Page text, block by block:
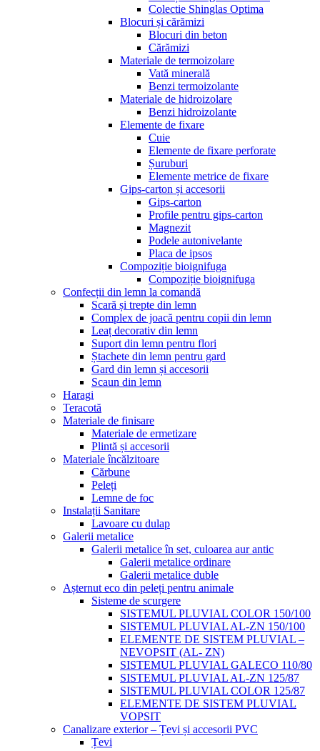
Colectie Shinglas Optima
Blocuri și cărămizi
Blocuri din beton
Cărămizi
Materiale de termoizolare
Vată minerală
Benzi termoizolante
Materiale de hidroizolare
Benzi hidroizolante
Elemente de fixare
Cuie
Elemente de fixare perforate
Șuruburi
Elemente metrice de fixare
Gips-carton și accesorii
Gips-carton
Profile pentru gips-carton
Magnezit
Podele autonivelante
Placa de ipsos
Compoziție bioignifuga
Compoziție bioignifuga
Confecții din lemn la comandă
Scară și trepte din lemn
Complex de joacă pentru copii din lemn
Leaț decorativ din lemn
Suport din lemn pentru flori
Ștachete din lemn pentru gard
Gard din lemn și accesorii
Scaun din lemn
Haragi
Teracotă
Materiale de finisare
Materiale de ermetizare
Plintă și accesorii
Materiale încălzitoare
Cărbune
Peleți
Lemne de foc
Instalații Sanitare
Lavoare cu dulap
Galerii metalice
Galerii metalice în set, culoarea aur antic
Galerii metalice ordinare
Galerii metalice duble
Așternut eco din peleți pentru animale
Sisteme de scurgere
SISTEMUL PLUVIAL COLOR 150/100
SISTEMUL PLUVIAL AL-ZN 150/100
ELEMENTE DE SISTEM PLUVIAL –
NEVOPSIT (AL- ZN)
SISTEMUL PLUVIAL GALECO 110/80
SISTEMUL PLUVIAL AL-ZN 125/87
SISTEMUL PLUVIAL COLOR 125/87
ELEMENTE DE SISTEM PLUVIAL
VOPSIT
Canalizare exterior – Țevi și accesorii PVC
Țevi